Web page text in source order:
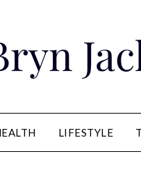
LIFESTYLE